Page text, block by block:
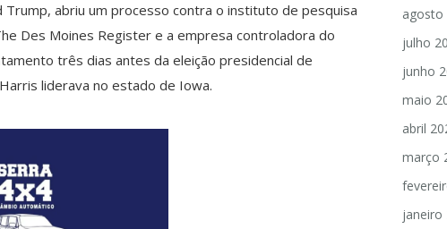
abriu um processo contra o instituto de pesquisa
Des Moines Register e a empresa controladora do
três dias antes da eleição presidencial de
liderava no estado de Iowa.
agosto
julho
junho
maio
abril
março
janeiro